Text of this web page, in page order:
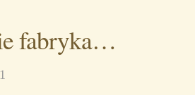
fabryka…